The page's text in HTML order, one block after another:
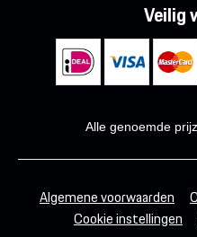
Veilig
Alle genoemde
Algemene voorwaarden
Cookie instellingen